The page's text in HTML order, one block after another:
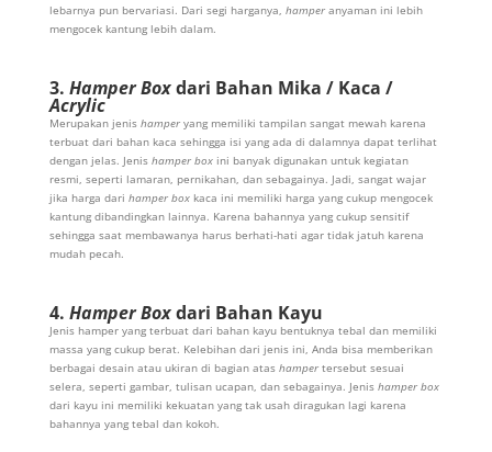
lebarnya pun bervariasi. Dari segi harganya, hamperanyaman ini lebih
mengocek kantung lebih dalam.
3. Hamper Boxdari Bahan Mika / Kaca /
Acrylic
Merupakan jenis hamperyang memiliki tampilan sangat mewah karena
terbuat dari bahan kaca sehingga isi yang ada di dalamnya dapat terlihat
dengan jelas. Jenis hamper boxini banyak digunakan untuk kegiatan
resmi, seperti lamaran, pernikahan, dan sebagainya. Jadi, sangat wajar
jika harga dari hamper boxkaca ini memiliki harga yang cukup mengocek
kantung dibandingkan lainnya. Karena bahannya yang cukup sensitif
sehingga saat membawanya harus berhati-hati agar tidak jatuh karena
mudah pecah.
4. Hamper Boxdari Bahan Kayu
Jenis hamper yang terbuat dari bahan kayu bentuknya tebal dan memiliki
massa yang cukup berat. Kelebihan dari jenis ini, Anda bisa memberikan
berbagai desain atau ukiran di bagian atas hampertersebut sesuai
selera, seperti gambar, tulisan ucapan, dan sebagainya. Jenis hamper box
dari kayu ini memiliki kekuatan yang tak usah diragukan lagi karena
bahannya yang tebal dan kokoh.